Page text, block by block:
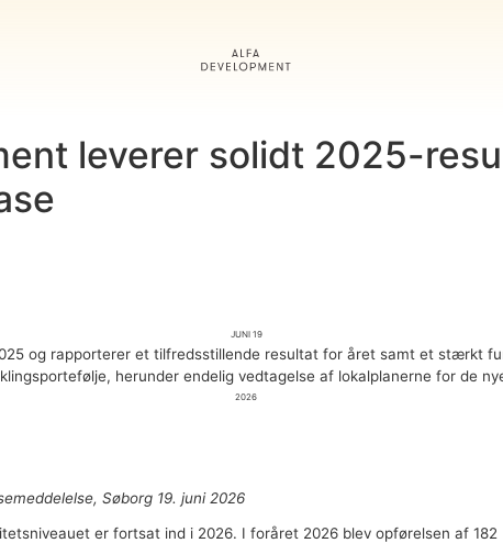
Om os
Vores tilgang
Living by ALFA
og
leverer solidt 2025-
juni 19
og rapporterer et tilfredsstillende resultat for året samt et
herunder endelig vedtagelse af lokalplanerne for de
2026
Søborg 19. juni 2026
er fortsat ind i 2026. I foråret 2026 blev opførelsen af 182